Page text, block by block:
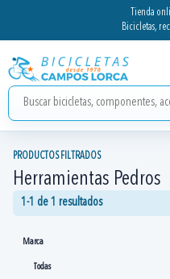
Tienda
Bicicletas,
PRODUCTOS FILTRADOS
Herramientas Pedros
1-1 de 1 resultados
Marca